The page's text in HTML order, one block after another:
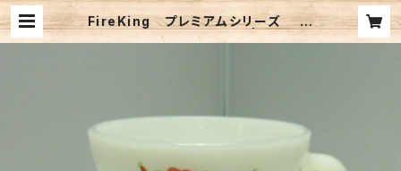
FireKing プレミアムシリーズ ロ
ーズ C&S（ FK-12137） | TRI-ZE